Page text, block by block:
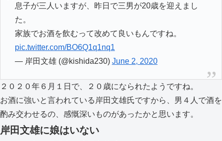
息子が三人いますが、昨日で三男が20歳を迎えまし
た。
家族でお酒を飲むって改めて良いもんですね。
pic.twitter.com/BO6Q1q1nq1
— 岸田文雄 (@kishida230) June 2, 2020
２０２０年６月１日で、２０歳になられたようですね。
お酒に強いと言われている岸田文雄氏ですから、男４人で酒を
酌み交わせるの、感慨深いものがあったかと思います。
岸田文雄に娘はいない